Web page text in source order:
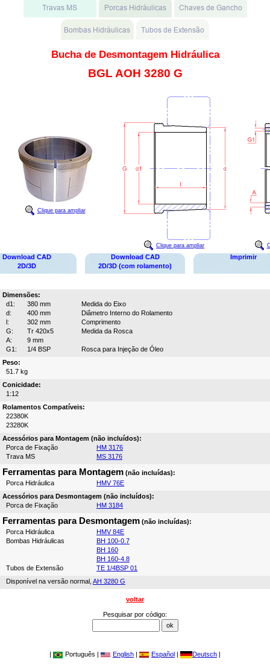
Bucha de Desmontagem Hidráulica
BGL AOH 3280 G
Clique para ampliar
Clique para ampliar
Download CAD
2D/3D
Download CAD
2D/3D (com rolamento)
Imprimir
Dimensões:
d1:
380 mm
Medida do Eixo
d:
400 mm
Diâmetro Interno do Rolamento
l:
302 mm
Comprimento
G:
Tr 420x5
Medida da Rosca
A:
9 mm
G1:
1/4 BSP
Rosca para Injeção de Óleo
Peso:
51.7 kg
Conicidade:
1:12
Rolamentos Compatíveis:
22380K
23280K
Acessórios para Montagem (não incluídos):
Porca de Fixação
HM 3176
Trava MS
MS 3176
Ferramentas para Montagem (não incluídas):
Porca Hidráulica
HMV 76E
Acessórios para Desmontagem (não incluídos):
Porca de Fixação
HM 3184
Ferramentas para Desmontagem (não incluídas):
Porca Hidráulica
HMV 84E
Bombas Hidráulicas
BH 100-0.7
BH 160
BH 160-4.8
Tubos de Extensão
TE 1/4BSP 01
Disponível na versão normal, AH 3280 G
voltar
Pesquisar por código:
| Português | English | Español | Deutsch |